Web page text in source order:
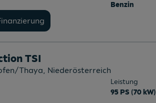
Benzin
TSI
Thaya, Niederösterreich
Leistung
95 PS (70 kW)